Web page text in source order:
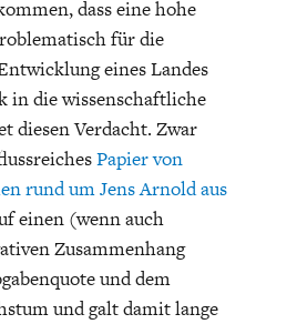
UND DIE
dass eine hohe
für die
eines Landes
in die wissenschaftliche
diesen Verdacht. Zwar
Papier von
rund um Jens Arnold aus
einen (wenn auch
Zusammenhang
und dem
und galt damit lange